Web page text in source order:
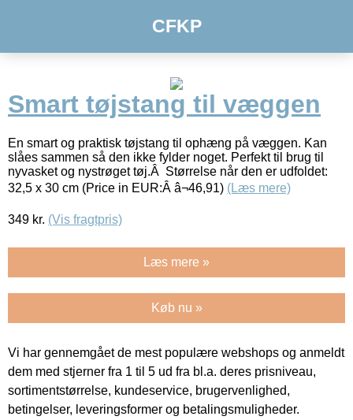
CFKP
Smart tøjstang til væggen
En smart og praktisk tøjstang til ophæng på væggen. Kan
slåes sammen så den ikke fylder noget. Perfekt til brug til
nyvasket og nystrøget tøj.Â Størrelse når den er udfoldet:
32,5 x 30 cm (Price in EUR:Â â¬46,91) (Læs mere)
349 kr. (Vis fragtpris)
Læs mere »
Køb nu »
Vi har gennemgået de mest populære webshops og anmeldt
dem med stjerner fra 1 til 5 ud fra bl.a. deres prisniveau,
sortimentstørrelse, kundeservice, brugervenlighed,
betingelser, leveringsformer og betalingsmuligheder.